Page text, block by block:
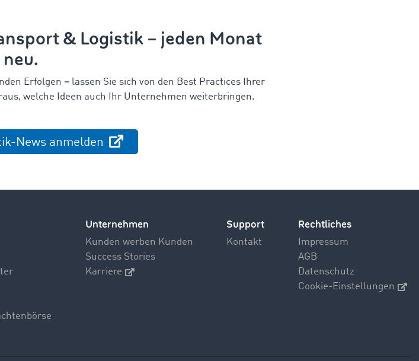
& Logistik – jeden Monat
neu.
Erfolgen – lassen Sie sich von den Best Practices Ihrer
welche Ideen auch Ihr Unternehmen weiterbringen.
News anmelden
Unternehmen
Kunden werben Kunden
Success Stories
Karriere
Support
Kontakt
Rechtliches
Impressum
AGB
Datenschutz
Cookie-Einstellungen